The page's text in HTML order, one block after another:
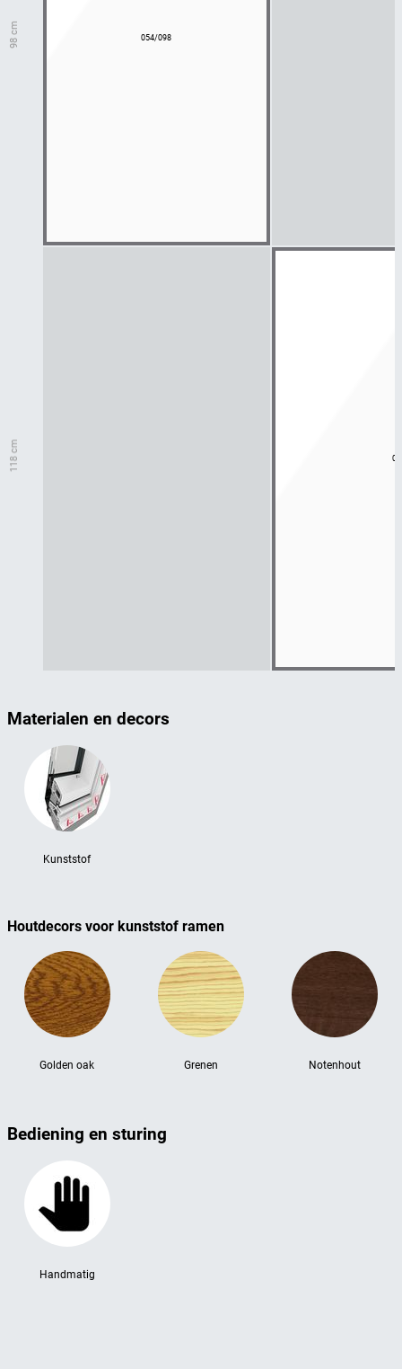
98 cm 054/098
118 cm
Materialen en decors
Kunststof
Houtdecors voor kunststof ramen
Golden oak Grenen Notenhout
Bediening en sturing
Handmatig